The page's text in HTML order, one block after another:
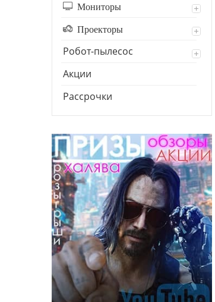
Мониторы
Проекторы
Робот-пылесос
Акции
Рассрочки